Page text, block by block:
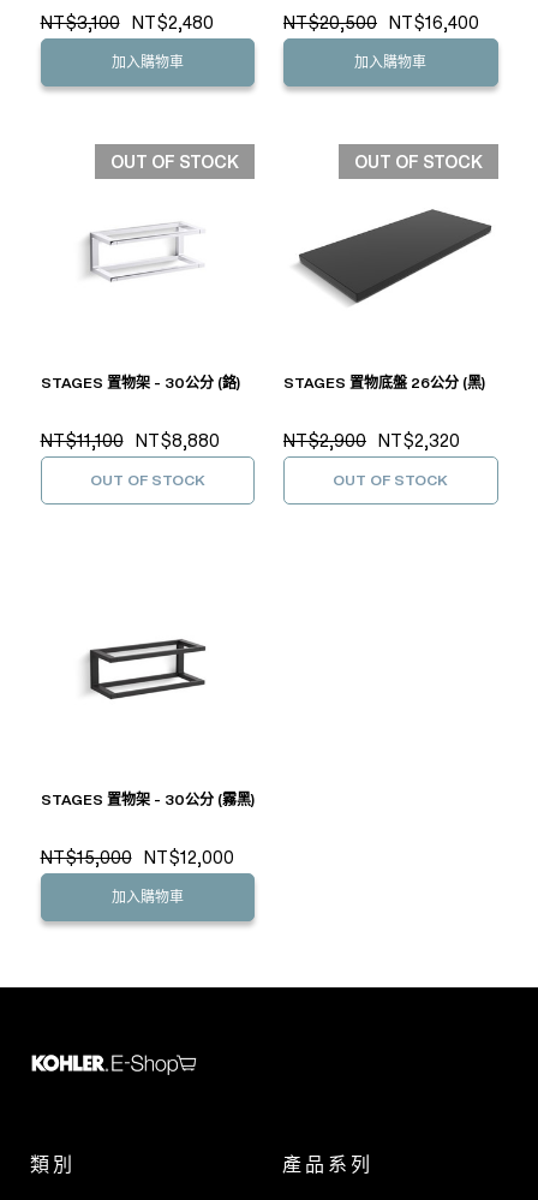
NT$3,100 NT$2,480
加入購物車
NT$20,500 NT$16,400
加入購物車
OUT OF STOCK
STAGES 置物架 - 30公分 (鉻)
NT$11,100 NT$8,880
OUT OF STOCK
OUT OF STOCK
STAGES 置物底盤 26公分 (黑)
NT$2,900 NT$2,320
OUT OF STOCK
STAGES 置物架 - 30公分 (霧黑)
NT$15,000 NT$12,000
加入購物車
類別 產品系列